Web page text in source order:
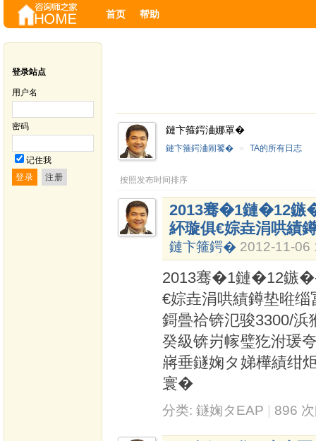
首页 帮助
登录站点
用户名
密码
记住我
鏈卞箍鍔浀娜罩�
鏈卞箍鍔浀闹饕� » TA的所有日志
按照发布时间排序
2013骞�1鏈�12鏃
紑璇俱€婃垚涓哄績
鏈卞箍鍔� 2012-11-06
2013骞�1鏈�12鏃
€婃垚涓哄績鐏垫暀
鎶曡祫锛氾骏3300/浜
癸級锛岃幏璧犵泭瑗
嶈垂鐩婅タ娣樺績
寰�
分类: 鐩婅タEAP 896